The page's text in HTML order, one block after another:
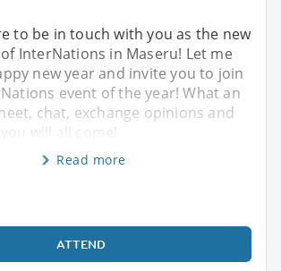
to be in touch with you as the new
InterNations in Maseru! Let me
new year and invite you to join
event of the year! What an
chat, exchange opinions and
you will all come!
Read more
ATTEND